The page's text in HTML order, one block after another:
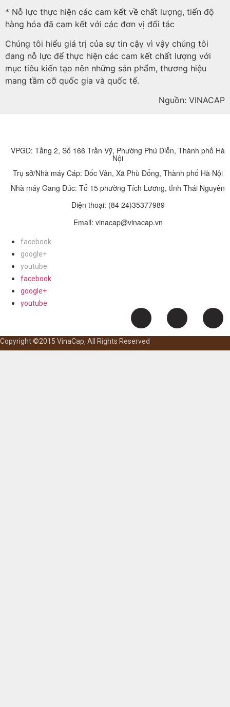
* Nỗ lực thực hiện các cam kết về chất lượng, tiến độ
hàng hóa đã cam kết với các đơn vị đối tác
Chúng tôi hiểu giá trị của sự tin cậy vì vậy chúng tôi
đang nỗ lực để thực hiện các cam kết chất lượng với
mục tiêu kiến tạo nên những sản phẩm, thương hiệu
mang tầm cỡ quốc gia và quốc tế.
Nguồn: VINACAP
VPGD: Tầng 2, Số 166 Trần Vỹ, Phường Phú Diễn, Thành phố Hà
Nội
Trụ sở/Nhà máy Cáp: Dốc Vân, Xã Phù Đổng, Thành phố Hà Nội
Nhà máy Gang Đúc: Tổ 15 phường Tích Lương, tỉnh Thái Nguyên
Điện thoại: (84 24)35377989
Email: vinacap@vinacap.vn
facebook
google+
youtube
facebook
google+
youtube
Copyright ©2015 VinaCap, All Rights Reserved